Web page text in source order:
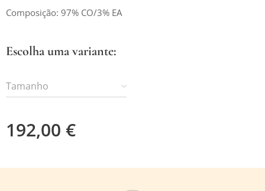
Composição: 97% CO/3% EA
Escolha uma variante:
Tamanho
192,00 €